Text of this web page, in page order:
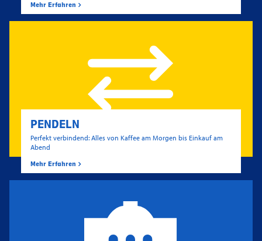
Mehr Erfahren
PENDELN
Perfekt verbindend: Alles von Kaffee am Morgen bis Einkauf am
Abend
Mehr Erfahren